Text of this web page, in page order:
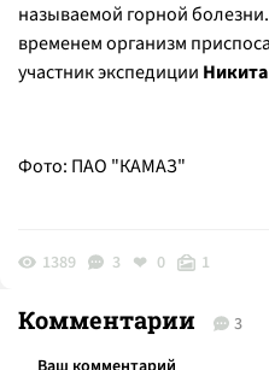
называемой горной
временем организм
участник экспедиции
Фото: ПАО "КАМАЗ"
1389 3 0 1
Комментарии 3